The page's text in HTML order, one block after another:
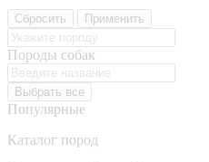
Сбросить Применить
Породы собак
Выбрать все
Популярные
Каталог пород